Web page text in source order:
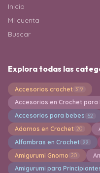
Inicio
Mi cuenta
Buscar
Explora todas las
Accesorios crochet 319
Accesorios en Crochet para
Accesorios para bebes 62
Adornos en Crochet 20
Alfombras en Crochet 99
Amigurumi Gnomo 20
Amigurumi para